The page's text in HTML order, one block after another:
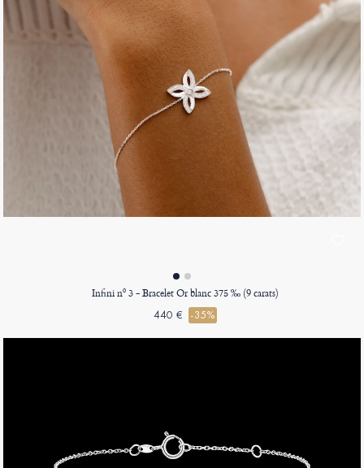
Infini nº 3 - Bracelet Or blanc 375 ‰ (9 carats)
440 € -35%